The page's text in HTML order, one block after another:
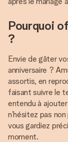
Pourquoi
?
Envie de gâter
anniversaire ?
assortis, en
faisant suivre le
entendu à
n’hésitez pas
vous gardiez
moment.